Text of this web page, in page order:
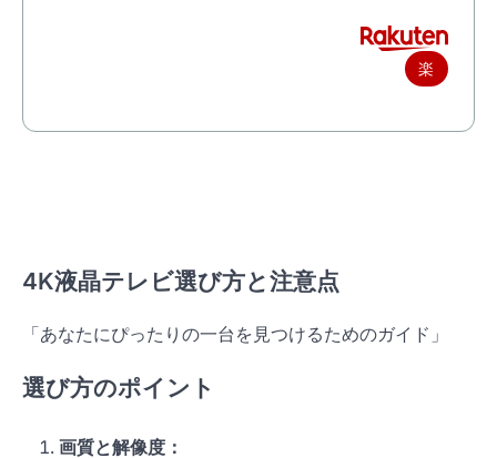
楽
4K液晶テレビ選び方と注意点
「あなたにぴったりの一台を見つけるためのガイド」
選び方のポイント
画質と解像度：